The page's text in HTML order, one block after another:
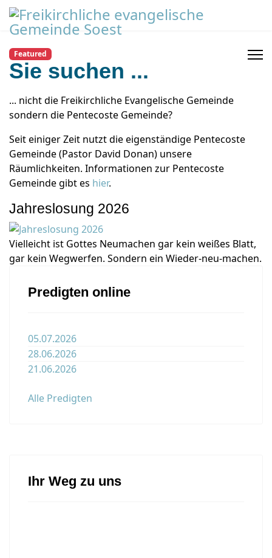
Featured
Sie suchen ...
... nicht die Freikirchliche Evangelische Gemeinde
sondern die Pentecoste Gemeinde?
Seit einiger Zeit nutzt die eigenständige Pentecoste
Gemeinde (Pastor David Donan) unsere
Räumlichkeiten. Informationen zur Pentecoste
Gemeinde gibt es hier.
Jahreslosung 2026
Vielleicht ist Gottes Neumachen gar kein weißes Blatt,
gar kein Wegwerfen. Sondern ein Wieder-neu-machen.
Predigten online
05.07.2026
28.06.2026
21.06.2026
Alle Predigten
Ihr Weg zu uns